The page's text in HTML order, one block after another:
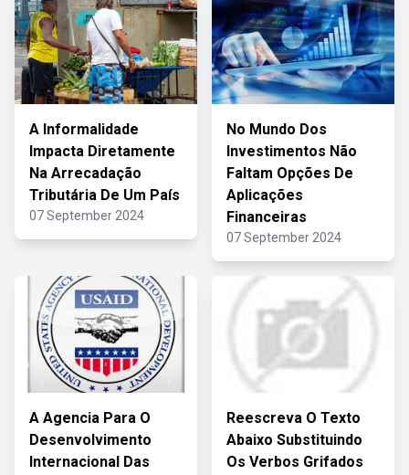
A Informalidade
Impacta Diretamente
Na Arrecadação
Tributária De Um País
07 September 2024
No Mundo Dos
Investimentos Não
Faltam Opções De
Aplicações
Financeiras
07 September 2024
A Agencia Para O
Desenvolvimento
Internacional Das
Reescreva O Texto
Abaixo Substituindo
Os Verbos Grifados